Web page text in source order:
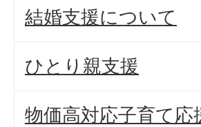
結婚支援について
ひとり親支援
物価高対応子育て応